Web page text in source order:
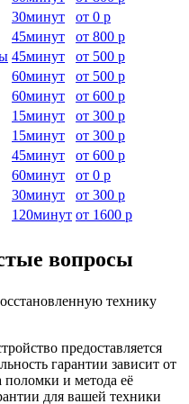
30минут от 0 р
45минут от 800 р
45минут от 500 р
60минут от 500 р
60минут от 600 р
15минут от 300 р
15минут от 300 р
45минут от 600 р
60минут от 0 р
30минут от 300 р
120минут от 1600 р
вопросы
технику
предоставляется
гарантии зависит от
поломки и метода её
для вашей техники